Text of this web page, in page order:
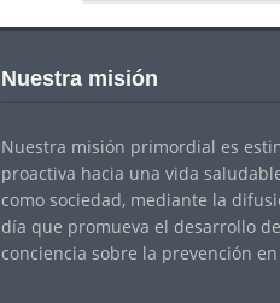
Nuestra misión
Nuestra misión primordial es
proactiva hacia una vida
como sociedad, mediante la
día que promueva el desarrollo
conciencia sobre la prevención